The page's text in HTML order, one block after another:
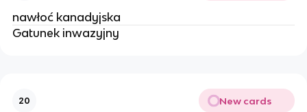
nawłoć kanadyjska
Gatunek inwazyjny
20 New cards